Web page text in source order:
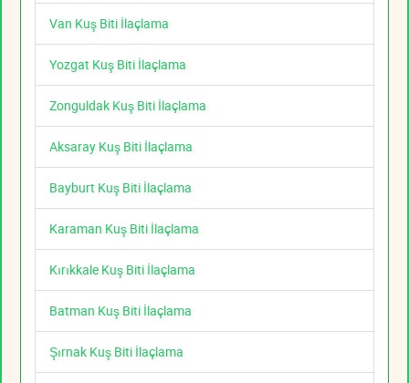
Van Kuş Biti İlaçlama
Yozgat Kuş Biti İlaçlama
Zonguldak Kuş Biti İlaçlama
Aksaray Kuş Biti İlaçlama
Bayburt Kuş Biti İlaçlama
Karaman Kuş Biti İlaçlama
Kırıkkale Kuş Biti İlaçlama
Batman Kuş Biti İlaçlama
Şırnak Kuş Biti İlaçlama